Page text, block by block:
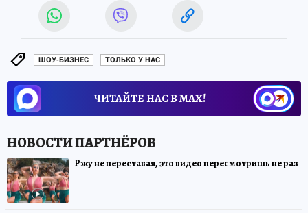
ШОУ-БИЗНЕС ТОЛЬКО У НАС
ЧИТАЙТЕ НАС В МАХ!
Ржу не переставая, это видео пересмотришь не раз